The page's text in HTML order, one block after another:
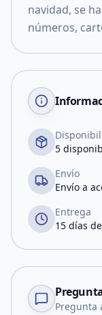
navidad, se
números,
5
Envío
Envío a
Entrega
15 días
Pregunta